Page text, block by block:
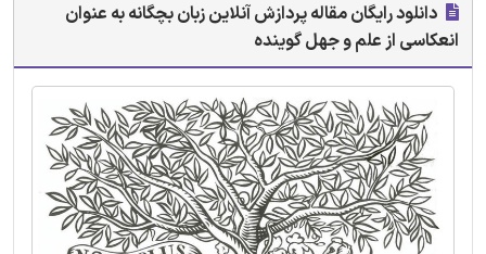
دانلود رایگان مقاله پردازش آنلاین زبان بچگانه به عنوان
انعکاسی از علم و جهل گوینده